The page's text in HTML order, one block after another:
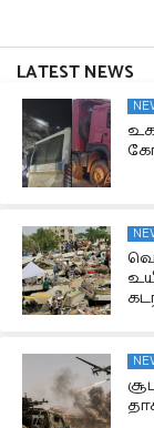
LATEST NEWS